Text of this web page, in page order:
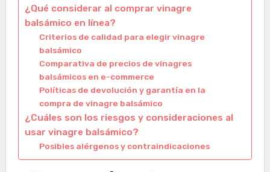
¿Qué considerar al comprar vinagre
balsámico en línea?
Criterios de calidad para elegir vinagre
balsámico
Comparativa de precios de vinagres
balsámicos en e-commerce
Políticas de devolución y garantía en la
compra de vinagre balsámico
¿Cuáles son los riesgos y consideraciones al
usar vinagre balsámico?
Posibles alérgenos y contraindicaciones